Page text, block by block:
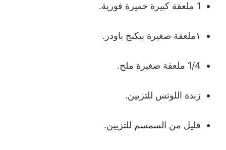
1 ملعقة كبيرة خميرة فورية.
١ملعقة صغيرة بيكنج باودر.
1/4 ملعقة صغيرة ملح.
زبدة اللوتس للتزيين.
قليل من السمسم للتزيين.